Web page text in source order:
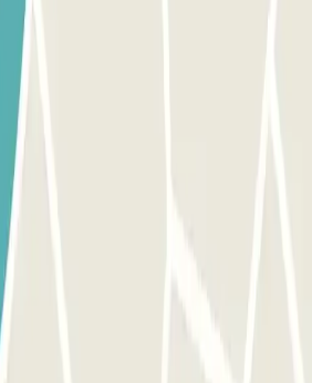
20 minutos antes de llegar al
del parking se proporcionará una
te confirmará el punto de
de tu vehículo.
la entrega del vehículo. El número de
una vez hecha la reserva.